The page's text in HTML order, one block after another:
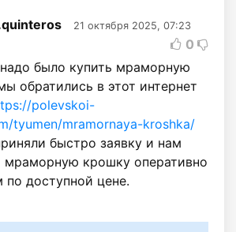
21 октября 2025, 07:23
0
было купить мраморную
обратились в этот интернет
polevskoi-
tyumen/mramornaya-kroshka/
быстро заявку и нам
мраморную крошку оперативно
по доступной цене.